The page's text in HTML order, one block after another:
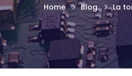
Home Blog La